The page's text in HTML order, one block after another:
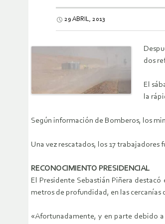
29 ABRIL, 2013
dos
El
la
Según información de Bomberos, los
Una vez rescatados, los 17
RECONOCIMIENTO PRESIDENCIAL
El Presidente Sebastián Piñera
metros de profundidad, en las
«Afortunadamente, y en parte debido a